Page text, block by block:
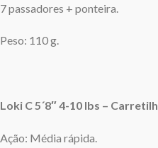
7 passadores + ponteira.
Peso: 110 g.
Loki C 5´8″ 4-10 lbs –
Ação: Média rápida.